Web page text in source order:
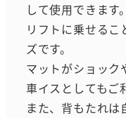
して使用できます。
リフトに乗せる
ズです。
マットがショック
車イスとしてもご
また、背もたれは